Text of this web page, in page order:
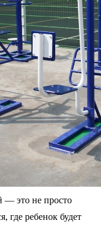
— это не просто
где ребенок будет